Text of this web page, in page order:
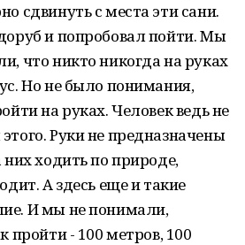
сдвинуть с места эти сани.
и попробовал пойти. Мы
что никто никогда на руках
Но не было понимания,
на руках. Человек ведь не
Руки не предназначены
ходить по природе,
А здесь еще и такие
И мы не понимали,
пройти - 100 метров, 100